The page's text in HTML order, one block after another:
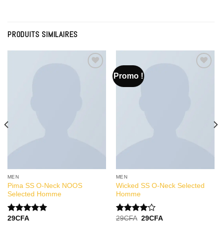
PRODUITS SIMILAIRES
MEN
Pima SS O-Neck NOOS
Selected Homme
Note5.00
29CFA
Promo !
MEN
Wicked SS O-Neck Selected
Homme
Note
29CFA 29CFA